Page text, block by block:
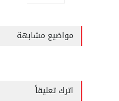
مواضيع مشابهة
اترك تعليقاً